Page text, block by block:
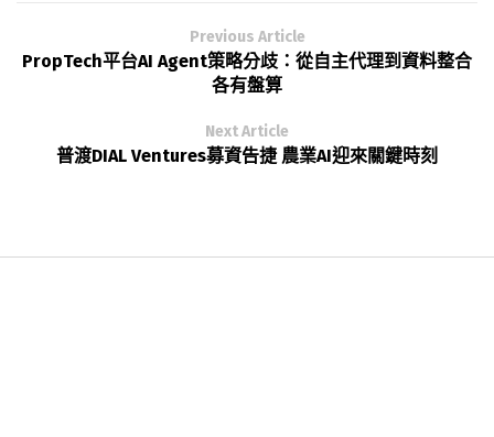
Previous Article
PropTech平台AI Agent策略分歧：從自主代理到資料整合
各有盤算
Next Article
普渡DIAL Ventures募資告捷 農業AI迎來關鍵時刻